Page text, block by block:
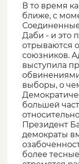
В то время
ближе, с
Даби - и это
отрываются
союзников.
выступила
выборы, о
большей
Президент
демократы
более